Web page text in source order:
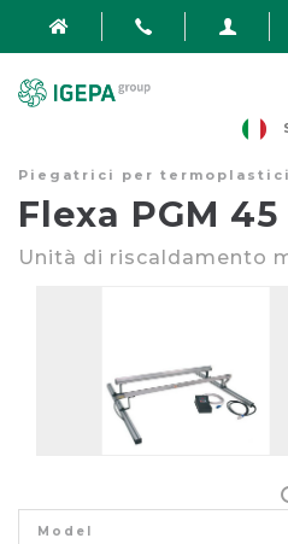
Piegatrici per termoplastici
Flexa PGM 45
Unità di riscaldamento
Model